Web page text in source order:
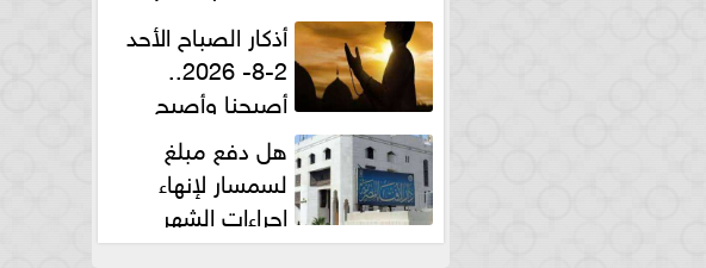
الملك لله والحمد للهأذكار الصباح الأحد
2-8- 2026..
أصبحنا وأصبح
الملك لله والحمد للههل دفع مبلغ
لسمسار لإنهاء
إجراءات الشهر
العقارى حلال؟.. أمين الفتوى يجيب